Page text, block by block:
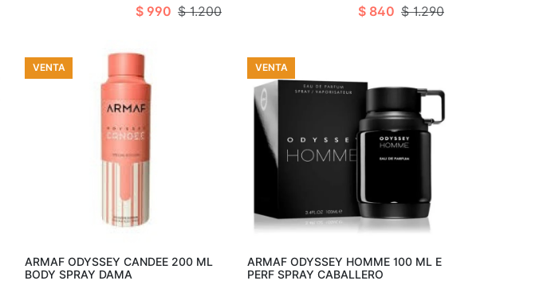
$ 990 $ 1.200 $ 840 $ 1.290
VENTA
Añadir al carro
ARMAF ODYSSEY CANDEE 200 ML
BODY SPRAY DAMA
VENTA
Añadir al carro
ARMAF ODYSSEY HOMME 100 ML E
PERF SPRAY CABALLERO